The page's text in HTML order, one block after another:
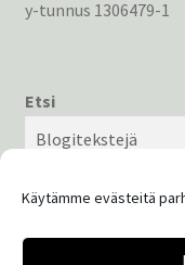
Käytämme evästeitä
y-tunnus 1306479-1
Etsi